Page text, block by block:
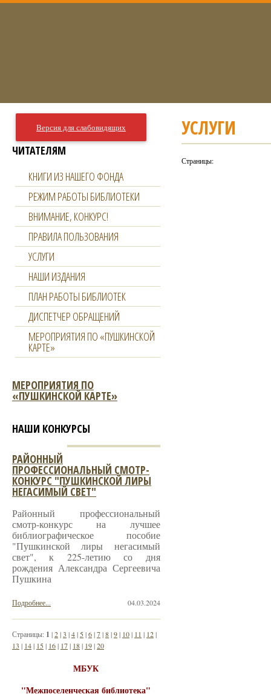
УСЛУГИ
Страницы:
Версия для слабовидящих
ЧИТАТЕЛЯМ
КНИГИ ИЗ НАШЕГО ФОНДА
РЕЖИМ РАБОТЫ БИБЛИОТЕКИ
ВНИМАНИЕ, КОНКУРС!
ПРАВИЛА ПОЛЬЗОВАНИЯ
УСЛУГИ
НАШИ ИЗДАНИЯ
ПЛАН РАБОТЫ БИБЛИОТЕК
ДИСПЕТЧЕР ОБРАЩЕНИЙ
МЕРОПРИЯТИЯ ПО «ПУШКИНСКОЙ
КАРТЕ»
МЕРОПРИЯТИЯ ПО
«ПУШКИНСКОЙ КАРТЕ»
НАШИ КОНКУРСЫ
РАЙОННЫЙ
ПРОФЕССИОНАЛЬНЫЙ СМОТР-
КОНКУРС "ПУШКИНСКОЙ ЛИРЫ
НЕГАСИМЫЙ СВЕТ"
Районный профессиональный
смотр-конкурс на лучшее
библиографическое пособие
"Пушкинской лиры негасимый
свет", к 225-летию со дня
рождения Александра Сергеевича
Пушкина
04.03.2024
Подробнее...
Страницы: 1 |2|3 |4| 5|6|7|8|9| 10| 11 | 12|
13 | 14| 15| 16| 17| 18| 19|20
МБУК
"Межпоселенческая библиотека"